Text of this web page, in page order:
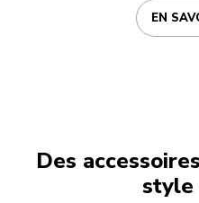
EN
Des
style